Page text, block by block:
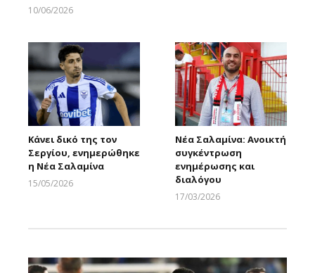
10/06/2026
Κάνει δικό της τον
Σεργίου, ενημερώθηκε
η Νέα Σαλαμίνα
15/05/2026
Νέα Σαλαμίνα: Ανοικτή
συγκέντρωση
ενημέρωσης και
διαλόγου
17/03/2026